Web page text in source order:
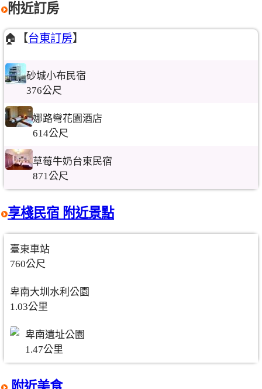
附近訂房
🏠【台東訂房】
砂城小布民宿
376公尺
娜路彎花園酒店
614公尺
草莓牛奶台東民宿
871公尺
享棧民宿 附近景點
臺東車站
760公尺
卑南大圳水利公園
1.03公里
卑南遺址公園
1.47公里